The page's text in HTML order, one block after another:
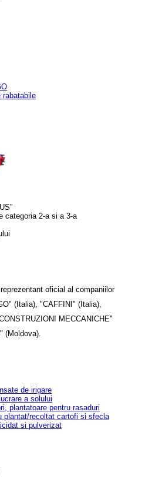
rabatabile
categoria 2-a si a 3-a
oficial al companiilor
(Italia), "CAFFINI" (Italia),
MECCANICHE"
(Moldova).
de irigare
a solului
plantatoare pentru rasaduri
plantat/recoltat cartofi si sfecla
si pulverizat